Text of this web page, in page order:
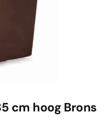
cm hoog Brons